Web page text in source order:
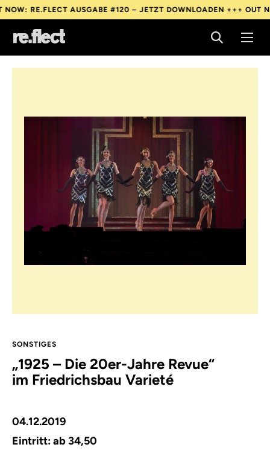
AUSGABE #120 – JETZT DOWNLOADEN +++OUT NOW:
AUSGABE #120 – JETZT DOWNLOADEN +++
SONSTIGES
„1925 – Die 20er-Jahre Revue“
im Friedrichsbau Varieté
04.12.2019
Eintritt: ab 34,50